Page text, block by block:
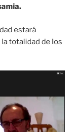
estará
totalidad de los